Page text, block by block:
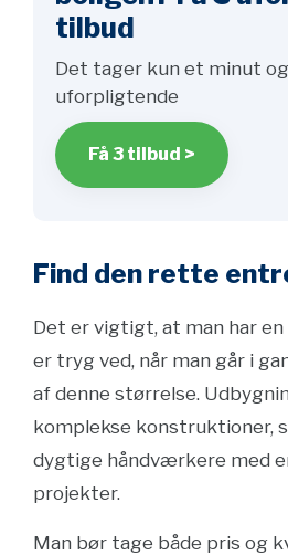
tilbud
Det tager kun et minut
uforpligtende
Få 3 tilbud >
Find den rette
Det er vigtigt, at man har
er tryg ved, når man går i
af denne størrelse.
komplekse konstruktioner,
dygtige håndværkere med
projekter.
Man bør tage både pris og